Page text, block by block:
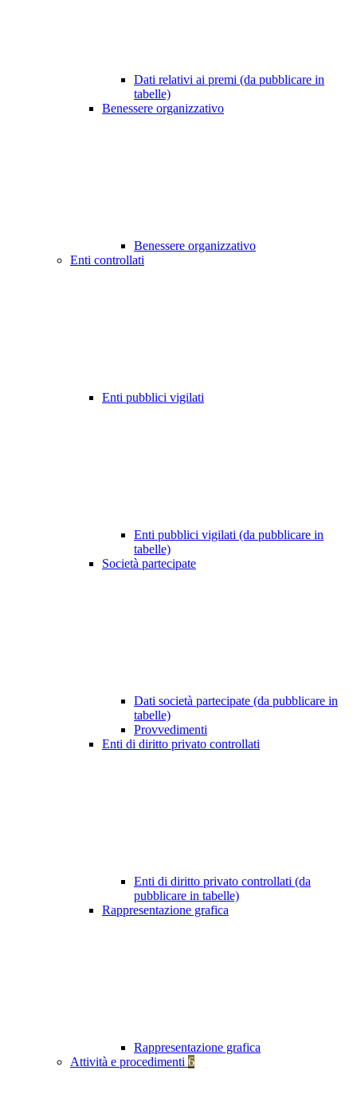
Dati relativi ai premi (da pubblicare in
tabelle)
Benessere organizzativo
Benessere organizzativo
Enti controllati
Enti pubblici vigilati
Enti pubblici vigilati (da pubblicare in
tabelle)
Società partecipate
Dati società partecipate (da pubblicare in
tabelle)
Provvedimenti
Enti di diritto privato controllati
Enti di diritto privato controllati (da
pubblicare in tabelle)
Rappresentazione grafica
Rappresentazione grafica
Attività e procedimenti 6